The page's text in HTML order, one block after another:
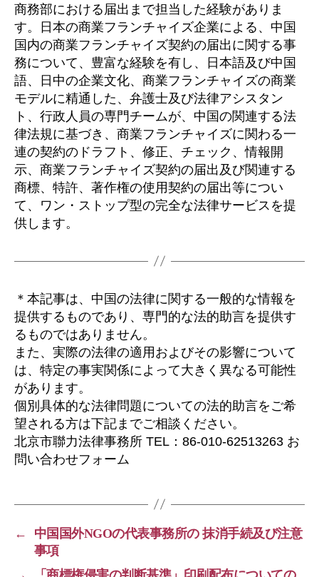
商務部における届出まで担当した経験がありま
す。日本の商業フランチャイズ企業による、中国
国内の商業フランチャイズ契約の届出に関する事
務について、豊富な経験を有し、日本語及び中国
語、日中の企業文化、商業フランチャイズの商業
モデルに精通した、弁護士及び法律アシスタン
ト、行政人員の専門チームが、中国の関連する法
律法規に基づき、商業フランチャイズに関わる一
連の契約のドラフト、修正、チェック、情報開
示、商業フランチャイズ契約の届出及び関連する
商標、特許、著作権の使用契約の届出等につい
て、ワン・ストップ型の完全な法律サービスを提
供します。
＊本記事は、中国の法律に関する一般的な情報を
提供するものであり、専門的な法的助言を提供す
るものではありません。
また、実際の法律の適用およびその影響について
は、特定の事実関係によって大きく異なる可能性
があります。
個別具体的な法律問題についての法的助言をご希
望される方は下記までご相談ください。
北京市聯力法律事務所 TEL：86-010-62513263 お
問い合わせフォーム
←
中国国外NGOの代表事務所の 抹消手続及び注意
事項